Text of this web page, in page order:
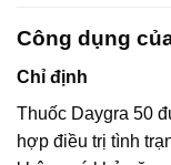
Công dụng
Chỉ định
Thuốc Daygra 50
hợp điều trị tình